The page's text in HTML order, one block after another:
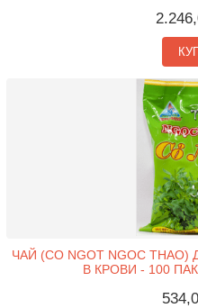
ЧАЙ (CO NGOT NGOC
В КРОВИ - 100